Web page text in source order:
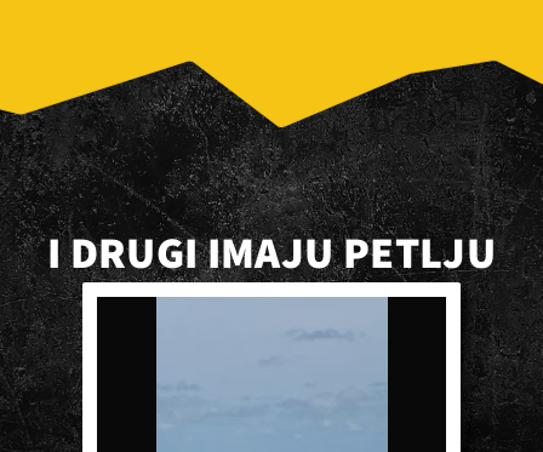
I DRUGI IMAJU PETLJU